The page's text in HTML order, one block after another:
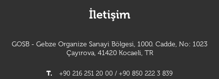
İletişim
GOSB - Gebze Organize Sanayi Bölgesi, 1000. Cadde, No: 1023
Çayırova, 41420 Kocaeli, TR
T.
+90 216 251 20 00 / +90 850 222 3 839